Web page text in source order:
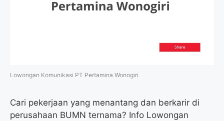
Lowongan Komunikasi PT Pertamina Wonogiri
Cari pekerjaan yang menantang dan berkarir di
perusahaan BUMN ternama? Info Lowongan